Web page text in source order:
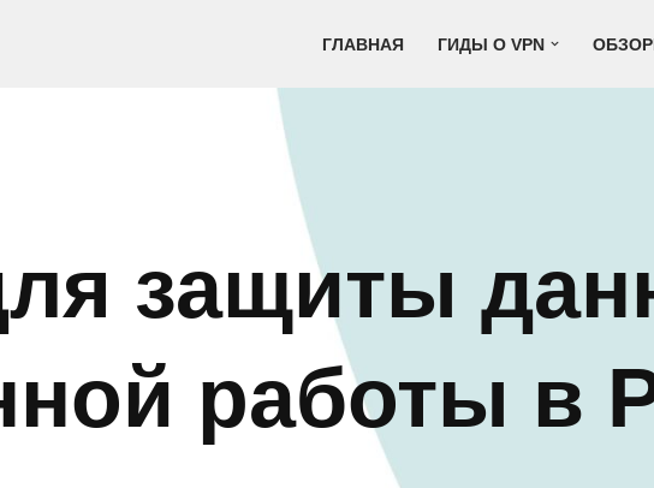
ГЛАВНАЯ ГИДЫ О VPN
защиты
работы в